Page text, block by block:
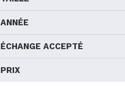
ANNÉE
ÉCHANGE ACCEPTÉ
PRIX